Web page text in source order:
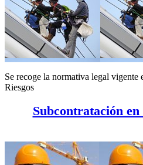
Se recoge la normativa legal vigente
Riesgos
Subcontratación